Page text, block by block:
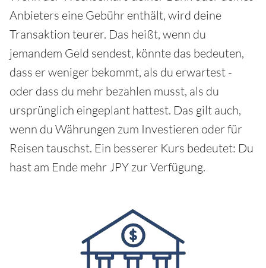
Anbieters eine Gebühr enthält, wird deine
Transaktion teurer. Das heißt, wenn du
jemandem Geld sendest, könnte das bedeuten,
dass er weniger bekommt, als du erwartest -
oder dass du mehr bezahlen musst, als du
ursprünglich eingeplant hattest. Das gilt auch,
wenn du Währungen zum Investieren oder für
Reisen tauschst. Ein besserer Kurs bedeutet: Du
hast am Ende mehr JPY zur Verfügung.